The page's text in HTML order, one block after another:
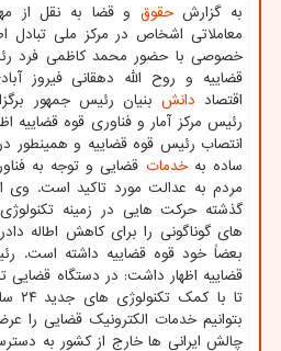
به گزارشحقوق و قضا به نقل از
معاملاتی اشخاص در مرکز ملی
خصوصی با حضور محمد کاظمی فرد
قضاییه و روح الله دهقانی فیروز
اقتصاد دانش بنیان رئیس جمهور
رئیس مرکز آمار و فناوری قوه
انتصاب رئیس قوه قضاییه و
ساده بهخدمات قضایی و توجه به
مردم به عدالت مورد تاکید است. وی
گذشته حرکت هایی در زمینه
های گوناگونی را برای کاهش اطاله
بعضاً خود قوه قضاییه داشته است.
قضاییه اظهار داشت: در دستگاه قضایی
تا
بتوانیم خدمات الکترونیک قضایی را
چالش ایرانی ها خارج از کشور به